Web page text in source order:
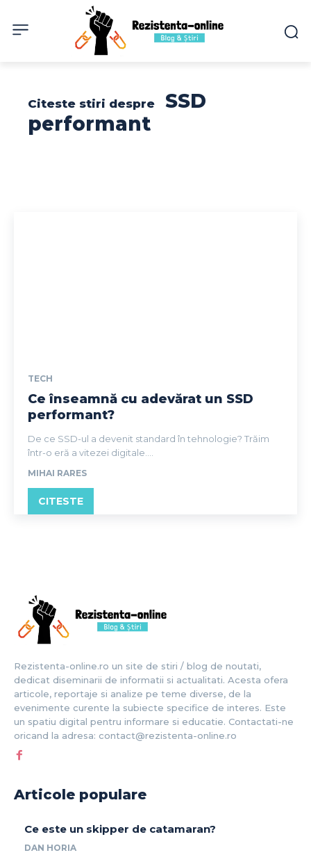
Citeste stiri despre
SSD
performant
TECH
Ce înseamnă cu adevărat un SSD
performant?
De ce SSD-ul a devenit standard în tehnologie? Trăim
într-o eră a vitezei digitale....
MIHAI RARES
CITESTE
Rezistenta-online.ro un site de stiri / blog de noutati,
dedicat diseminarii de informatii si actualitati. Acesta ofera
articole, reportaje si analize pe teme diverse, de la
evenimente curente la subiecte specifice de interes. Este
un spatiu digital pentru informare si educatie. Contactati-ne
oricand la adresa: contact@rezistenta-online.ro
Articole populare
Ce este un skipper de catamaran?
DAN HORIA